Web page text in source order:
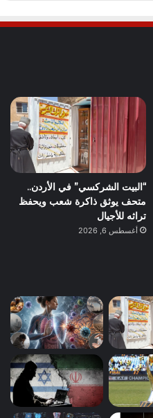
“البيت الشركسي” في الأردن..
متحف يوثق ذاكرة شعب ويحفظ
تراثه للأجيال
أغسطس 6, 2026